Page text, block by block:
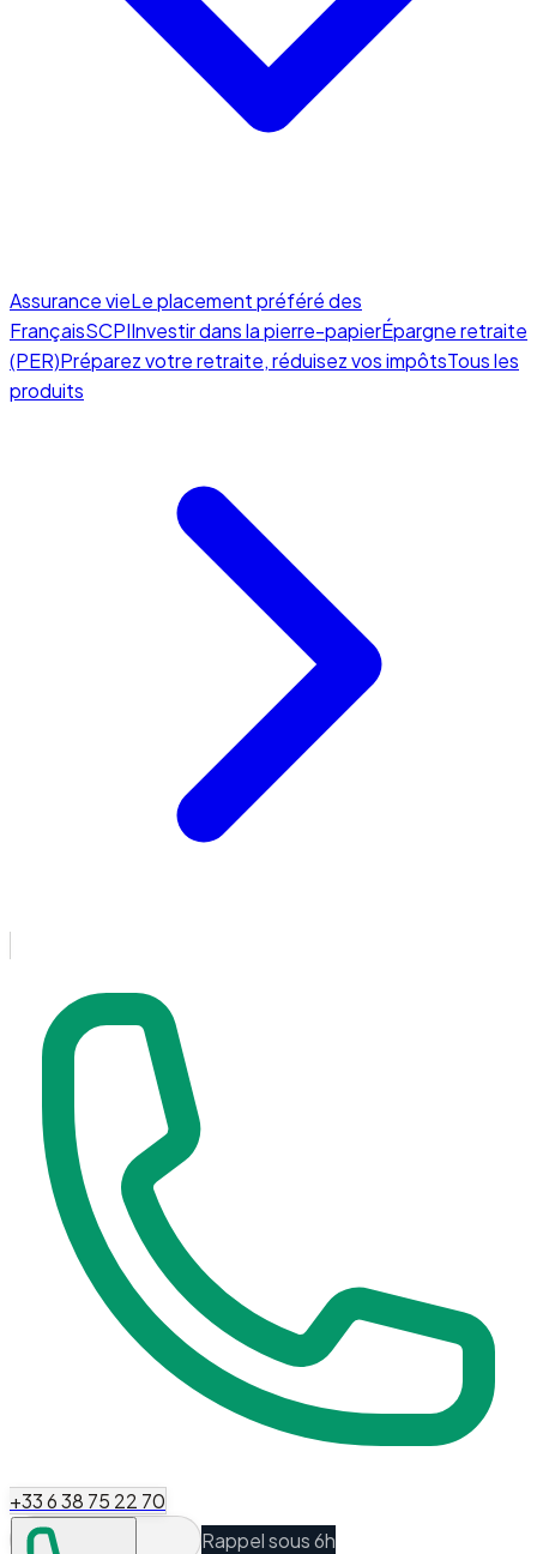
Assurance vieLe placement préféré des
FrançaisSCPIInvestir dans la pierre-papierÉpargne retraite
(PER)Préparez votre retraite, réduisez vos impôtsTous les
produits
+33 6 38 75 22 70
Rappel sous 6h